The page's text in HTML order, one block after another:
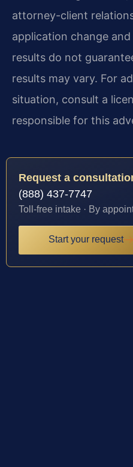
attorney-client
application change
results do not
results may vary. For
situation, consult a
responsible for this
Request a
(888) 437-7747
Toll-free intake · By
Start your request